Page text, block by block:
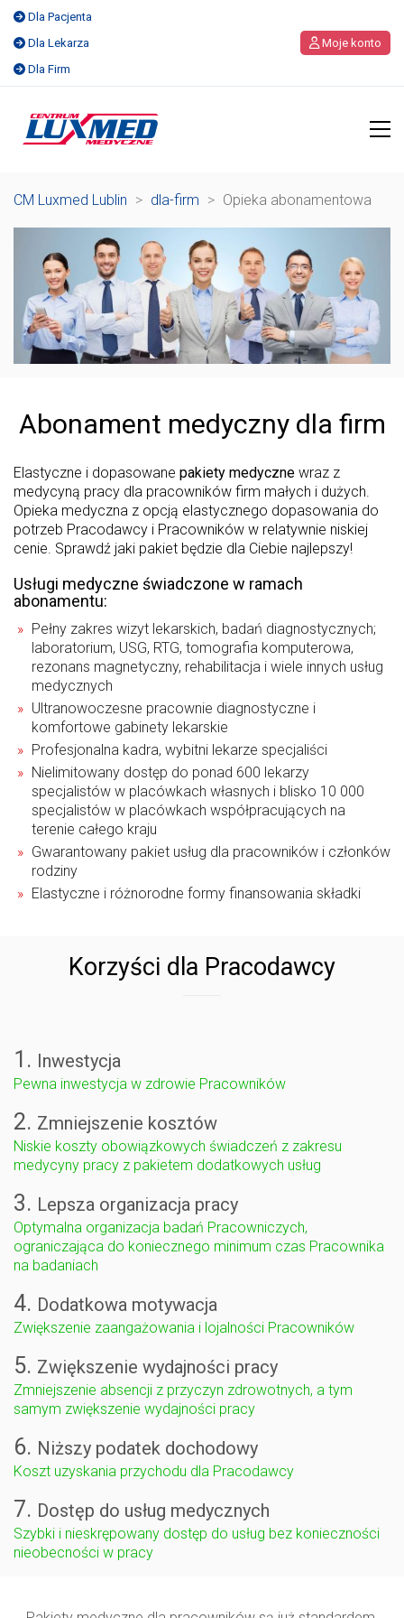
Dla Pacjenta
Dla Lekarza
Dla Firm
Moje konto
CM Luxmed Lublin > dla-firm > Opieka abonamentowa
Abonament medyczny dla firm
Elastyczne i dopasowane pakiety medyczne wraz z
medycyną pracy dla pracowników firm małych i dużych.
Opieka medyczna z opcją elastycznego dopasowania do
potrzeb Pracodawcy i Pracowników w relatywnie niskiej
cenie. Sprawdź jaki pakiet będzie dla Ciebie najlepszy!
Usługi medyczne świadczone w ramach
abonamentu:
Pełny zakres wizyt lekarskich, badań diagnostycznych;
laboratorium, USG, RTG, tomografia komputerowa,
rezonans magnetyczny, rehabilitacja i wiele innych usług
medycznych
Ultranowoczesne pracownie diagnostyczne i
komfortowe gabinety lekarskie
Profesjonalna kadra, wybitni lekarze specjaliści
Nielimitowany dostęp do ponad 600 lekarzy
specjalistów w placówkach własnych i blisko 10 000
specjalistów w placówkach współpracujących na
terenie całego kraju
Gwarantowany pakiet usług dla pracowników i członków
rodziny
Elastyczne i różnorodne formy finansowania składki
Korzyści dla Pracodawcy
1 . Inwestycja
Pewna inwestycja w zdrowie Pracowników
2. Zmniejszenie kosztów
Niskie koszty obowiązkowych świadczeń z zakresu
medycyny pracy z pakietem dodatkowych usług
3. Lepsza organizacja pracy
Optymalna organizacja badań Pracowniczych,
ograniczająca do koniecznego minimum czas Pracownika
na badaniach
4. Dodatkowa motywacja
Zwiększenie zaangażowania i lojalności Pracowników
5. Zwiększenie wydajności pracy
Zmniejszenie absencji z przyczyn zdrowotnych, a tym
samym zwiększenie wydajności pracy
6. Niższy podatek dochodowy
Koszt uzyskania przychodu dla Pracodawcy
7. Dostęp do usług medycznych
Szybki i nieskrępowany dostęp do usług bez konieczności
nieobecności w pracy